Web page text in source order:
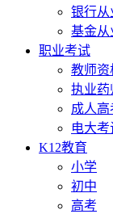
银行从
基金从
职业考试
教师资
执业药
成人高
电大考
K12教育
小学
初中
高考